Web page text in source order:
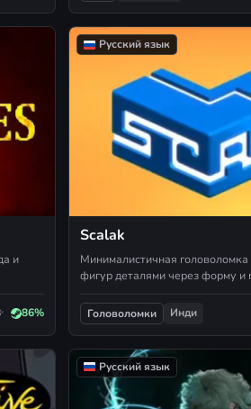
и
86%
Русский язык
Scalak
Минималистичная
фигур деталями через форму и
Головоломки Инди
Русский язык